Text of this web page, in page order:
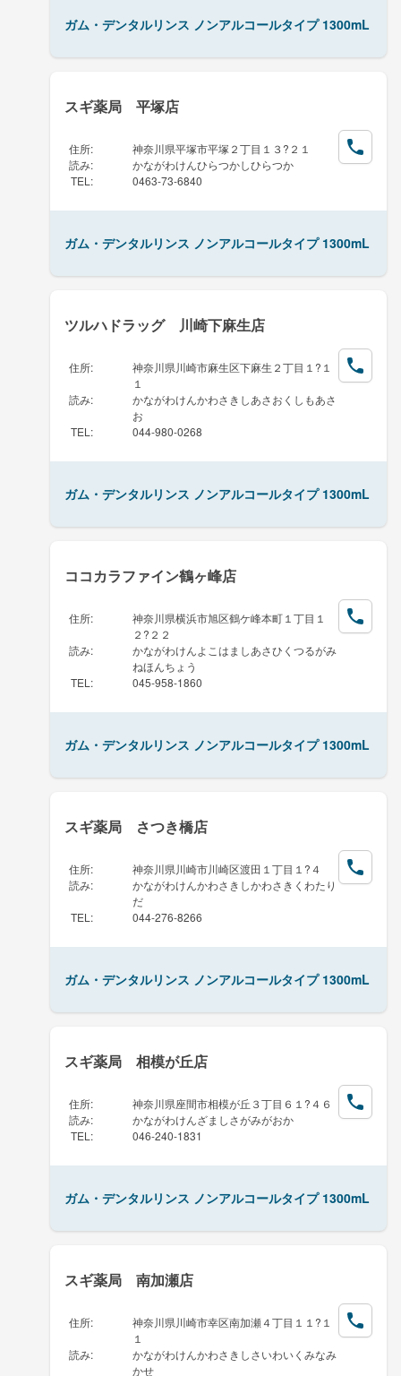
ガム・デンタルリンス ノンアルコールタイプ 1300mL
スギ薬局 平塚店
住所:
神奈川県平塚市平塚２丁目１３?２１
読み:
かながわけんひらつかしひらつか
TEL : 0463-73-6840
ガム・デンタルリンス ノンアルコールタイプ 1300mL
ツルハドラッグ 川崎下麻生店
住所:
神奈川県川崎市麻生区下麻生２丁目１?１
１
読み:
かながわけんかわさきしあさおくしもあさ
お
TEL : 044-980-0268
ガム・デンタルリンス ノンアルコールタイプ 1300mL
ココカラファイン鶴ヶ峰店
住所:
神奈川県横浜市旭区鶴ケ峰本町１丁目１
２?２２
読み:
かながわけんよこはましあさひくつるがみ
ねほんちょう
TEL : 045-958-1860
ガム・デンタルリンス ノンアルコールタイプ 1300mL
スギ薬局 さつき橋店
住所:
神奈川県川崎市川崎区渡田１丁目１?４
読み:
かながわけんかわさきしかわさきくわたり
だ
TEL : 044-276-8266
ガム・デンタルリンス ノンアルコールタイプ 1300mL
スギ薬局 相模が丘店
住所:
神奈川県座間市相模が丘３丁目６１?４６
読み:
かながわけんざましさがみがおか
TEL : 046-240-1831
ガム・デンタルリンス ノンアルコールタイプ 1300mL
スギ薬局 南加瀬店
住所:
神奈川県川崎市幸区南加瀬４丁目１１?１
１
読み:
かながわけんかわさきしさいわいくみなみ
かせ